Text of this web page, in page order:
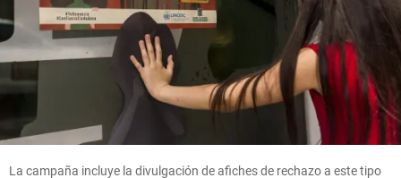
La campaña incluye la divulgación de afiches de rechazo a este tipo